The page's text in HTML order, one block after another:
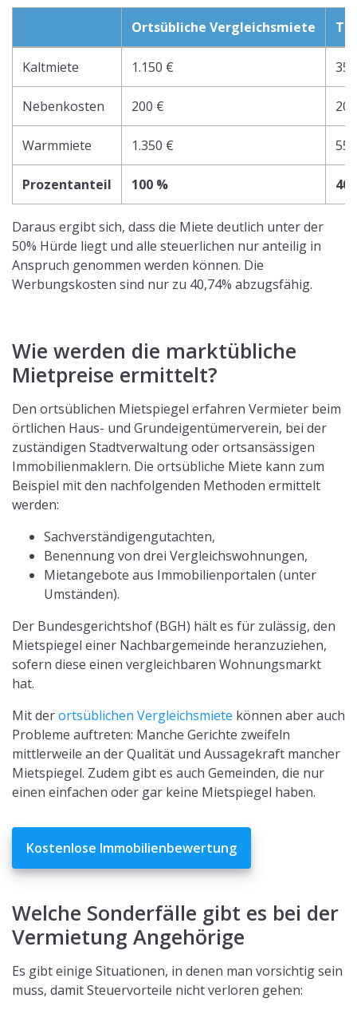
Ortsübliche Vergleichsmiete
Kaltmiete 1.150 €
Nebenkosten 200 €
Warmmiete 1.350 €
Prozentanteil 100 %
Daraus ergibt sich, dass die Miete deutlich unter der
50% Hürde liegt und alle steuerlichen nur anteilig in
Anspruch genommen werden können. Die
Werbungskosten sind nur zu 40,74% abzugsfähig.
Wie werden die marktübliche
Mietpreise ermittelt?
Den ortsüblichen Mietspiegel erfahren Vermieter beim
örtlichen Haus- und Grundeigentümerverein, bei der
zuständigen Stadtverwaltung oder ortsansässigen
Immobilienmaklern. Die ortsübliche Miete kann zum
Beispiel mit den nachfolgenden Methoden ermittelt
werden:
Sachverständigengutachten,
Benennung von drei Vergleichswohnungen,
Mietangebote aus Immobilienportalen (unter
Umständen).
Der Bundesgerichtshof (BGH) hält es für zulässig, den
Mietspiegel einer Nachbargemeinde heranzuziehen,
sofern diese einen vergleichbaren Wohnungsmarkt
hat.
Mit derortsüblichen Vergleichsmiete können aber auch
Probleme auftreten: Manche Gerichte zweifeln
mittlerweile an der Qualität und Aussagekraft mancher
Mietspiegel. Zudem gibt es auch Gemeinden, die nur
einen einfachen oder gar keine Mietspiegel haben.
Kostenlose Immobilienbewertung
Welche Sonderfälle gibt es bei der
Vermietung Angehörige
Es gibt einige Situationen, in denen man vorsichtig sein
muss, damit Steuervorteile nicht verloren gehen: